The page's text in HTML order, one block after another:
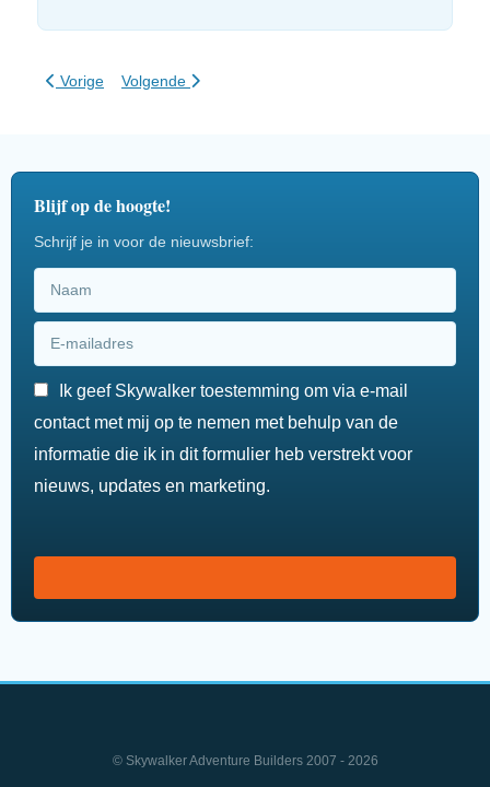
Vorig artikel: Zipline-remsystemen: Actief vs. Passief
Vorige Volgende artikel: Fiets door de bomen met de
Volgende
Blijf op de hoogte!
Schrijf je in voor de nieuwsbrief:
Ik geef Skywalker toestemming om via e-mail
contact met mij op te nemen met behulp van de
informatie die ik in dit formulier heb verstrekt voor
nieuws, updates en marketing.
© Skywalker Adventure Builders 2007 - 2026